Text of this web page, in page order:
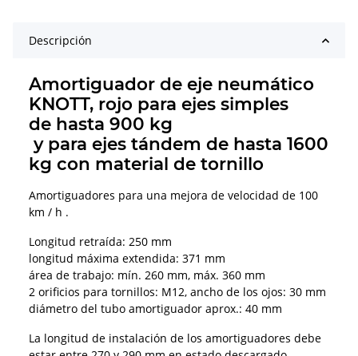
Descripción
Amortiguador de eje neumático
KNOTT, rojo para ejes simples
de hasta 900 kg
y para ejes tándem de hasta 1600
kg con material de tornillo
Amortiguadores para una mejora de velocidad de 100
km / h .
Longitud retraída: 250 mm
longitud máxima extendida: 371 mm
área de trabajo: mín. 260 mm, máx. 360 mm
2 orificios para tornillos: M12, ancho de los ojos: 30 mm
diámetro del tubo amortiguador aprox.: 40 mm
La longitud de instalación de los amortiguadores debe